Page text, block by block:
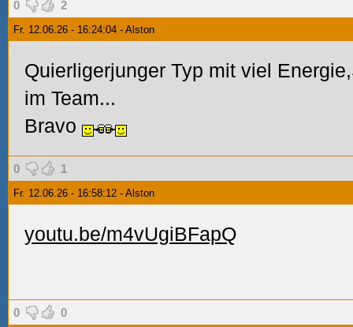
0 2
Fr. 12.06.26 - 16:24:04 - Alston
Quierligerjunger Typ mit viel
im Team...
Bravo
0 1
Fr. 12.06.26 - 16:58:12 - Alston
youtu.be/m4vUgiBFapQ
0 0